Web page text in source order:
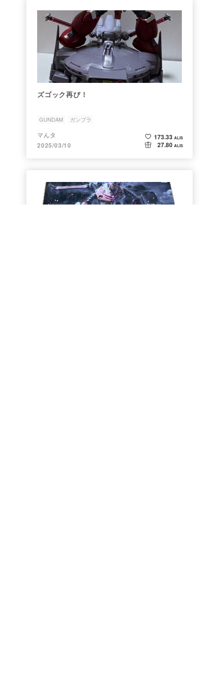
ズゴック再び！
GUNDAM ガンプラ
マんタ
2025/03/10
173.33 ALIS
27.80 ALIS